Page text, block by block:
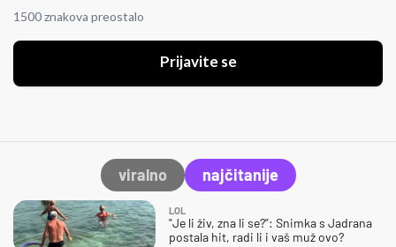
1500 znakova preostalo
Prijavite se
viralno najčitanije
LOL
"Je li živ, zna li se?": Snimka s Jadrana
postala hit, radi li i vaš muž ovo?